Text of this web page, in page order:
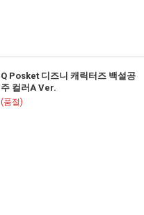
Q Posket 디즈니 캐릭터즈 백설공
주 컬러A Ver.
(품절)